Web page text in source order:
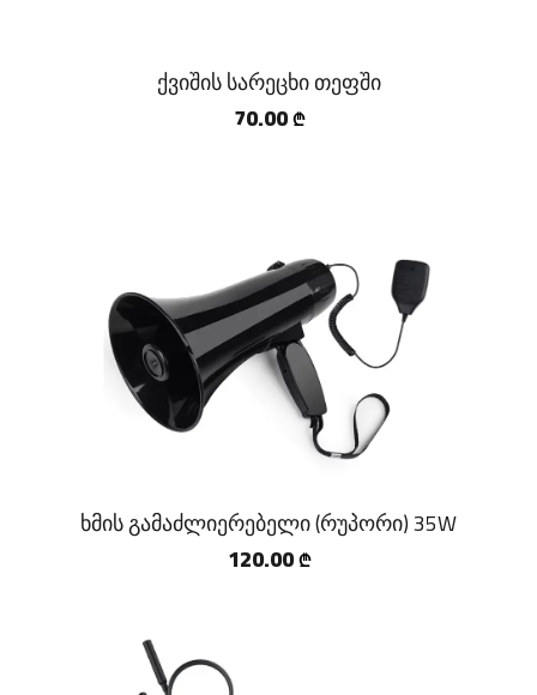
ქვიშის სარეცხი თეფში
70.00 ₾
ხმის გამაძლიერებელი (რუპორი) 35W
120.00 ₾